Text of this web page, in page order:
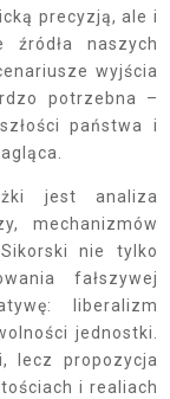
precyzją, ale i
źródła naszych
wyjścia
potrzebna –
państwa i
jest analiza
mechanizmów
nie tylko
fałszywej
liberalizm
jednostki.
lecz propozycja
i realiach